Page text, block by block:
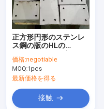
正方形円形のステンレ
ス鋼の版のHLの
価格:negotiable
MOQ:1pcs
最新価格を得る
接触